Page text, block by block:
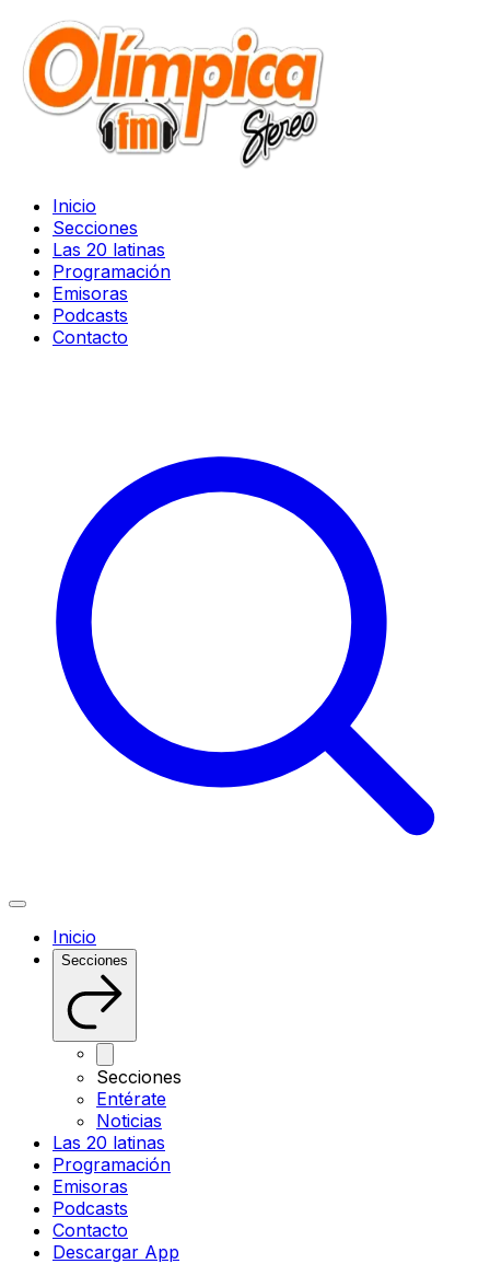
Inicio
Secciones
Las 20 latinas
Programación
Emisoras
Podcasts
Contacto
Inicio
Secciones
Secciones
Entérate
Noticias
Las 20 latinas
Programación
Emisoras
Podcasts
Contacto
Descargar App